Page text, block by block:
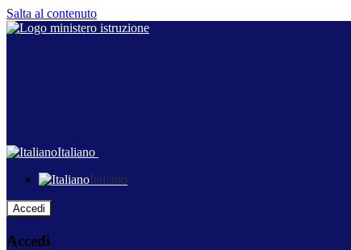
Salta al contenuto
Italiano
Italiano
Accedi
Accedi